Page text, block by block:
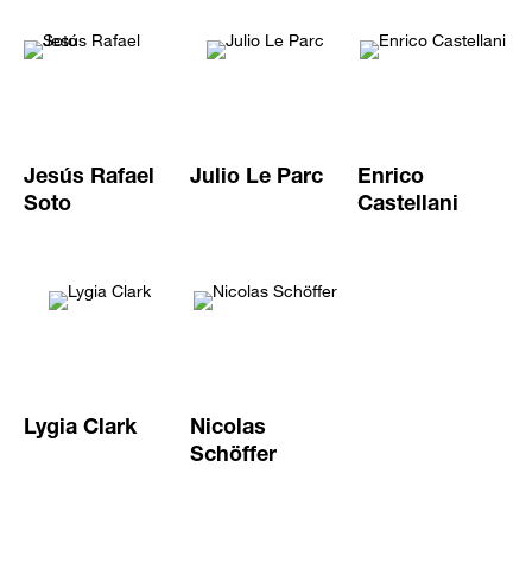
Jesús Rafael
Soto
Julio Le Parc
Enrico
Castellani
Lygia Clark
Nicolas
Schöffer